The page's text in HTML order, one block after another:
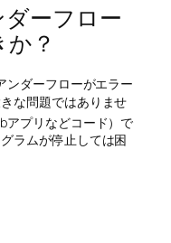
ーフロー
？
ンダーフローがエラー
な問題ではありませ
アプリなどコード）で
ラムが停止しては困